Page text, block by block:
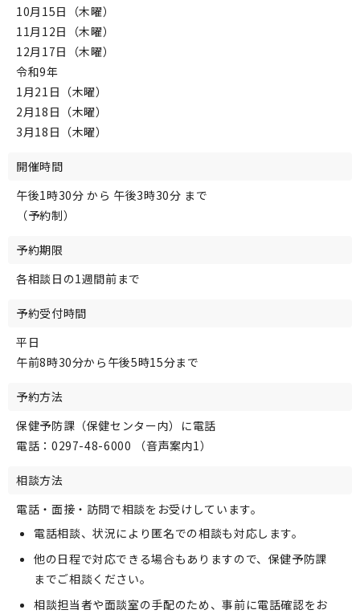
10月15日（木曜）
11月12日（木曜）
12月17日（木曜）
令和9年
1月21日（木曜）
2月18日（木曜）
3月18日（木曜）
開催時間
午後1時30分 から 午後3時30分 まで
（予約制）
予約期限
各相談日の1週間前まで
予約受付時間
平日
午前8時30分から午後5時15分まで
予約方法
保健予防課（保健センター内）に電話
電話：0297-48-6000 （音声案内1）
相談方法
電話・面接・訪問で相談をお受けしています。
電話相談、状況により匿名での相談も対応します。
他の日程で対応できる場合もありますので、保健予防課
までご相談ください。
相談担当者や面談室の手配のため、事前に電話確認をお